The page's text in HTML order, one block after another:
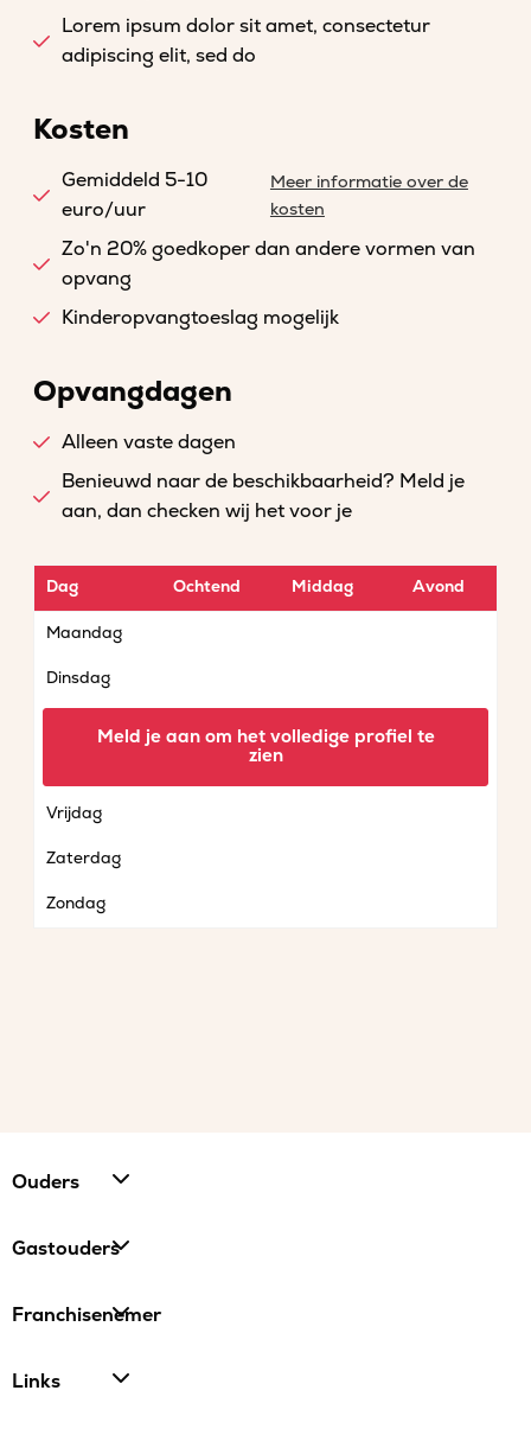
Lorem ipsum dolor sit amet, consectetur
adipiscing elit, sed do
Kosten
Gemiddeld 5-10
euro/uur
Meer informatie over de
kosten
Zo'n 20% goedkoper dan andere vormen van
opvang
Kinderopvangtoeslag mogelijk
Opvangdagen
Alleen vaste dagen
Benieuwd naar de beschikbaarheid? Meld je
aan, dan checken wij het voor je
Dag Ochtend Middag Avond
Maandag
Dinsdag
Vrijdag
Zaterdag
Zondag
Meld je aan om het volledige profiel te
zien
Ouders
Gastouders
Franchisenemer
Links